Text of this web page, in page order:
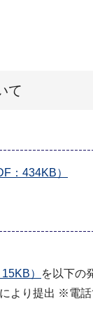
て
：434KB）
）
を以下の
より提出 ※電話